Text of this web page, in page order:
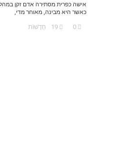
אישה כפרית מסתירה אדם זקן
כאשר היא מבינה, מאוחר מדי,
חֲדָשׁוֹת